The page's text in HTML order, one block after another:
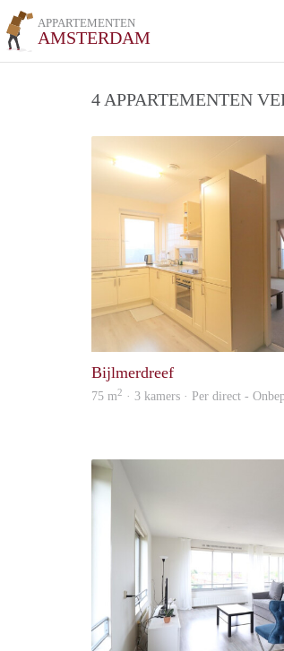
APPARTEMENTEN
AMSTERDAM
4 APPARTEMENTEN
Bijlmerdreef
75 m2 · 3 kamers · Per direct -